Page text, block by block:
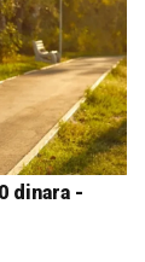
dinara -